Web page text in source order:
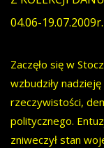
04.06-19.07.2009r.
Zaczęło się w
wzbudziły
rzeczywistości,
politycznego.
zniweczył stan